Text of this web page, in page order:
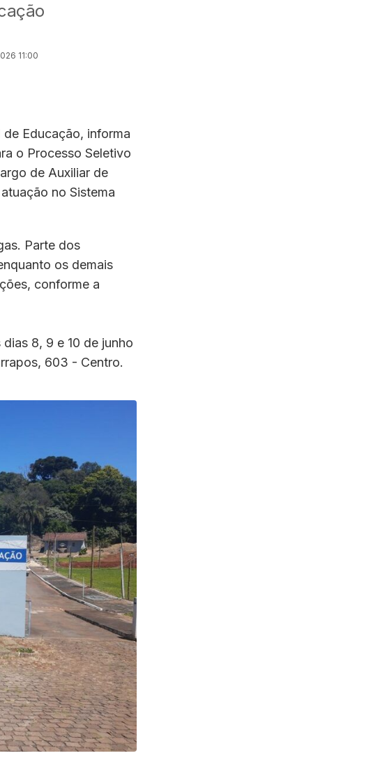
11:00
Educação, informa
o Processo Seletivo
de Auxiliar de
no Sistema
Parte dos
os demais
conforme a
8, 9 e 10 de junho
603 - Centro.